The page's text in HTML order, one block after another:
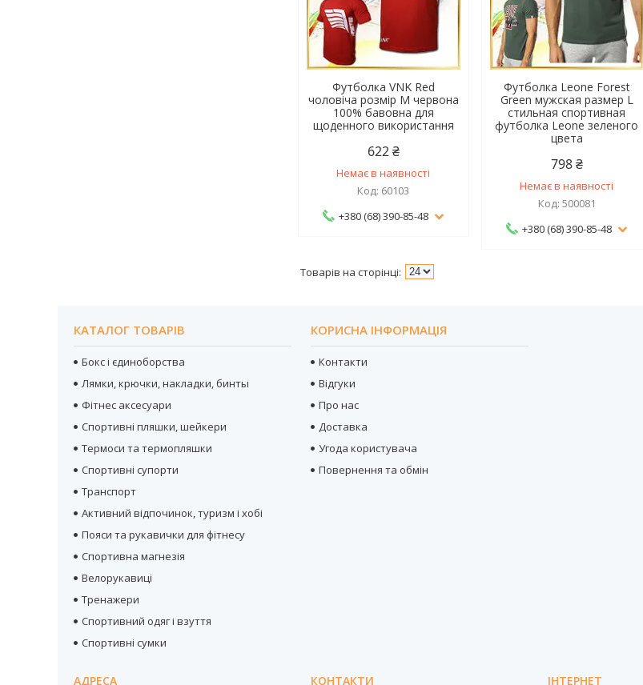
Футболка VNK Red
чоловіча розмір M червона
100% бавовна для
щоденного використання
622 ₴
Немає в наявності
60103
+380 (68) 390-85-48
Футболка Leone Forest
Green мужская размер L
стильная спортивная
футболка Leone зеленого
цвета
798 ₴
Немає в наявності
500081
+380 (68) 390-85-48
КАТАЛОГ ТОВАРІВ
Бокс і єдиноборства
Лямки, крючки, накладки, бинты
Фітнес аксесуари
Спортивні пляшки, шейкери
Термоси та термопляшки
Спортивні супорти
Транспорт
Активний відпочинок, туризм і хобі
Пояси та рукавички для фітнесу
Спортивна магнезія
Велорукавиці
Тренажери
Спортивний одяг і взуття
Спортивні сумки
КОРИСНА ІНФОРМАЦІЯ
Контакти
Відгуки
Про нас
Доставка
Угода користувача
Повернення та обмін